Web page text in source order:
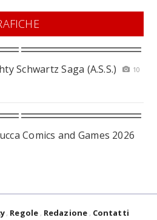
Schwartz Saga (A.S.S.)
10
Comics and Games 2026
Regole Redazione Contatti